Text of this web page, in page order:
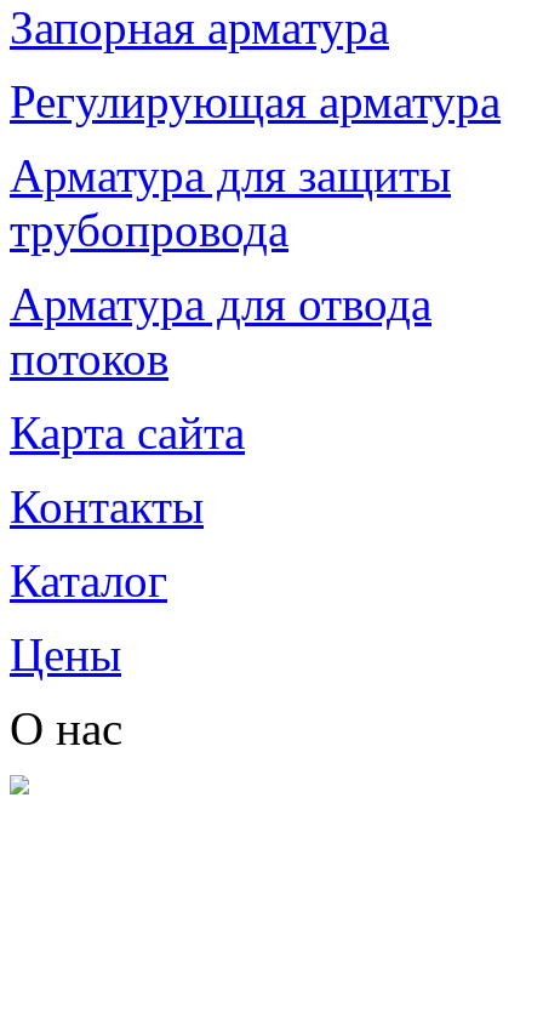
Запорная арматура
Регулирующая арматура
Арматура для защиты
трубопровода
Арматура для отвода
потоков
Карта сайта
Контакты
Каталог
Цены
О нас